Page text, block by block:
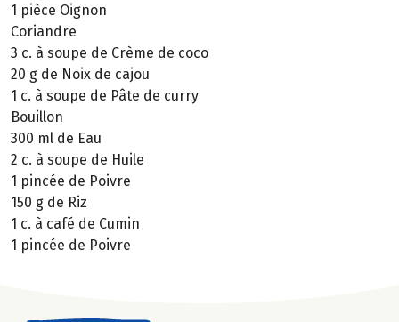
1 pièce Oignon
Coriandre
3 c. à soupe de Crème de coco
20 g de Noix de cajou
1 c. à soupe de Pâte de curry
Bouillon
300 ml de Eau
2 c. à soupe de Huile
1 pincée de Poivre
150 g de Riz
1 c. à café de Cumin
1 pincée de Poivre